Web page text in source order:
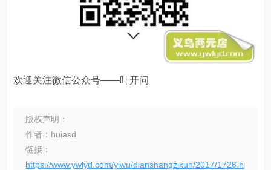
欢迎关注微信公众号——叶开问
版权声明：
作者：huiasd
链接：
https://www.ywlyd.com/yiwu/dianshangzixun/2017/1726.h